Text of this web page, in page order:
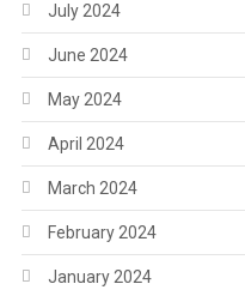
July 2024
June 2024
May 2024
April 2024
March 2024
February 2024
January 2024